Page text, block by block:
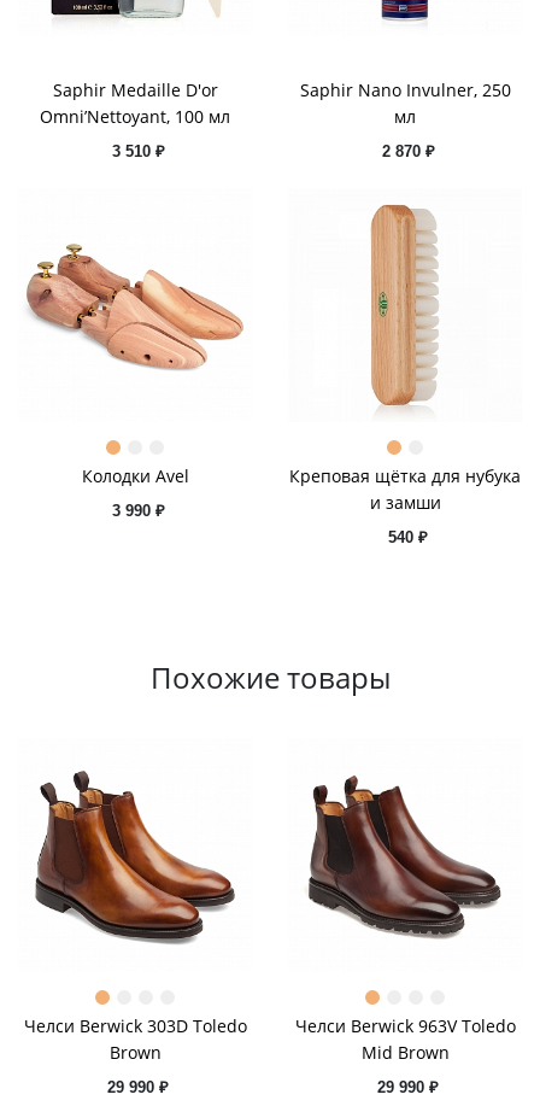
Saphir Medaille D'or
Omni’Nettoyant, 100 мл
3 510 ₽
Saphir Nano Invulner, 250
мл
2 870 ₽
Колодки Avel
3 990 ₽
Креповая щётка для нубука
и замши
540 ₽
Похожие товары
Челси Berwick 303D Toledo
Brown
29 990 ₽
Челси Berwick 963V Toledo
Mid Brown
29 990 ₽